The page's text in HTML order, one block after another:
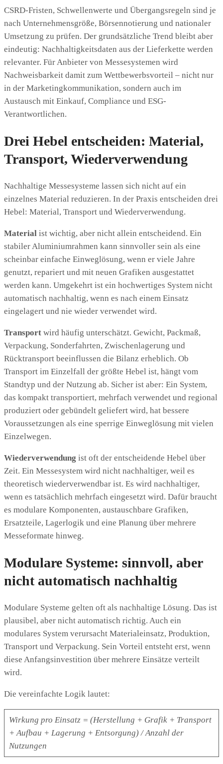
CSRD-Fristen, Schwellenwerte und Übergangsregeln sind je
nach Unternehmensgröße, Börsennotierung und nationaler
Umsetzung zu prüfen. Der grundsätzliche Trend bleibt aber
eindeutig: Nachhaltigkeitsdaten aus der Lieferkette werden
relevanter. Für Anbieter von Messesystemen wird
Nachweisbarkeit damit zum Wettbewerbsvorteil – nicht nur
in der Marketingkommunikation, sondern auch im
Austausch mit Einkauf, Compliance und ESG-
Verantwortlichen.
Drei Hebel entscheiden: Material,
Transport, Wiederverwendung
Nachhaltige Messesysteme lassen sich nicht auf ein
einzelnes Material reduzieren. In der Praxis entscheiden drei
Hebel: Material, Transport und Wiederverwendung.
Material ist wichtig, aber nicht allein entscheidend. Ein
stabiler Aluminiumrahmen kann sinnvoller sein als eine
scheinbar einfache Einweglösung, wenn er viele Jahre
genutzt, repariert und mit neuen Grafiken ausgestattet
werden kann. Umgekehrt ist ein hochwertiges System nicht
automatisch nachhaltig, wenn es nach einem Einsatz
eingelagert und nie wieder verwendet wird.
Transport wird häufig unterschätzt. Gewicht, Packmaß,
Verpackung, Sonderfahrten, Zwischenlagerung und
Rücktransport beeinflussen die Bilanz erheblich. Ob
Transport im Einzelfall der größte Hebel ist, hängt vom
Standtyp und der Nutzung ab. Sicher ist aber: Ein System,
das kompakt transportiert, mehrfach verwendet und regional
produziert oder gebündelt geliefert wird, hat bessere
Voraussetzungen als eine sperrige Einweglösung mit vielen
Einzelwegen.
Wiederverwendung ist oft der entscheidende Hebel über
Zeit. Ein Messesystem wird nicht nachhaltiger, weil es
theoretisch wiederverwendbar ist. Es wird nachhaltiger,
wenn es tatsächlich mehrfach eingesetzt wird. Dafür braucht
es modulare Komponenten, austauschbare Grafiken,
Ersatzteile, Lagerlogik und eine Planung über mehrere
Messeformate hinweg.
Modulare Systeme: sinnvoll, aber
nicht automatisch nachhaltig
Modulare Systeme gelten oft als nachhaltige Lösung. Das ist
plausibel, aber nicht automatisch richtig. Auch ein
modulares System verursacht Materialeinsatz, Produktion,
Transport und Verpackung. Sein Vorteil entsteht erst, wenn
diese Anfangsinvestition über mehrere Einsätze verteilt
wird.
Die vereinfachte Logik lautet:
Wirkung pro Einsatz = (Herstellung + Grafik + Transport
+ Aufbau + Lagerung + Entsorgung) / Anzahl der
Nutzungen